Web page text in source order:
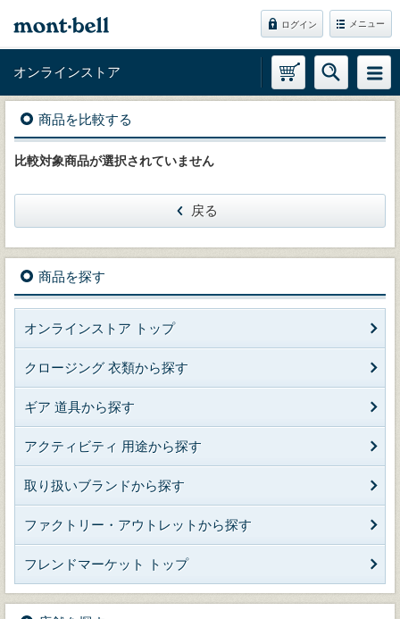
ログイン メニュー
オンラインストア
商品を比較する
比較対象商品が選択されていません
戻る
商品を探す
オンラインストア トップ
クロージング 衣類から探す
ギア 道具から探す
アクティビティ 用途から探す
取り扱いブランドから探す
ファクトリー・アウトレットから探す
フレンドマーケット トップ